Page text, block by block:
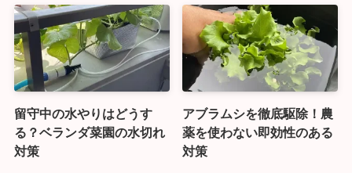
留守中の水やりはどうす
る？ベランダ菜園の水切れ
対策
アブラムシを徹底駆除！農
薬を使わない即効性のある
対策